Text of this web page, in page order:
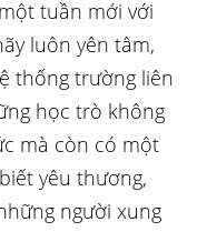
tuần mới với
luôn yên tâm,
thống trường liên
học trò không
mà còn có một
yêu thương,
người xung